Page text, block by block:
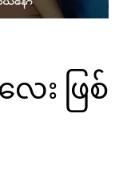
း ဖြစ်